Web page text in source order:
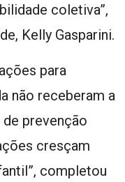
coletiva”,
Kelly Gasparini.
para
não receberam a
prevenção
cresçam
completou